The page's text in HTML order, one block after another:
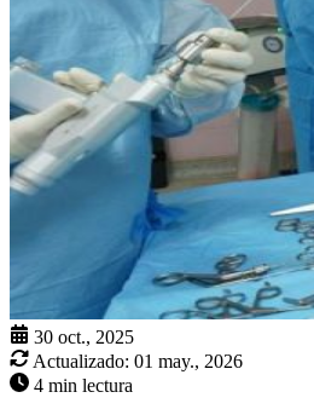
30 oct., 2025
Actualizado: 01 may., 2026
4 min lectura